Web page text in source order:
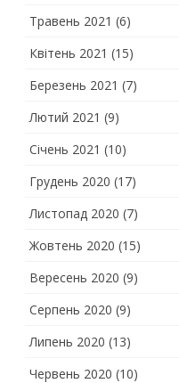
Травень 2021 (6)
Квітень 2021 (15)
Березень 2021 (7)
Лютий 2021 (9)
Січень 2021 (10)
Грудень 2020 (17)
Листопад 2020 (7)
Жовтень 2020 (15)
Вересень 2020 (9)
Серпень 2020 (9)
Липень 2020 (13)
Червень 2020 (10)